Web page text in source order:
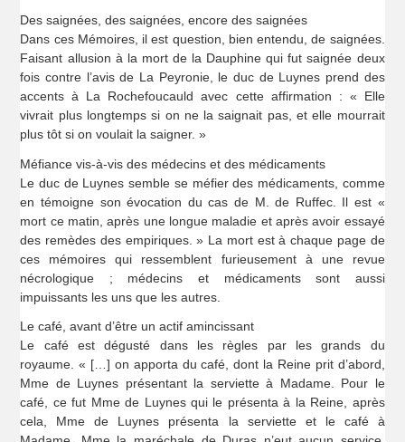
Des saignées, des saignées, encore des saignées
Dans ces Mémoires, il est question, bien entendu, de saignées.
Faisant allusion à la mort de la Dauphine qui fut saignée deux
fois contre l’avis de La Peyronie, le duc de Luynes prend des
accents à La Rochefoucauld avec cette affirmation : « Elle
vivrait plus longtemps si on ne la saignait pas, et elle mourrait
plus tôt si on voulait la saigner. »
Méfiance vis-à-vis des médecins et des médicaments
Le duc de Luynes semble se méfier des médicaments, comme
en témoigne son évocation du cas de M. de Ruffec. Il est «
mort ce matin, après une longue maladie et après avoir essayé
des remèdes des empiriques. » La mort est à chaque page de
ces mémoires qui ressemblent furieusement à une revue
nécrologique ; médecins et médicaments sont aussi
impuissants les uns que les autres.
Le café, avant d’être un actif amincissant
Le café est dégusté dans les règles par les grands du
royaume. « […] on apporta du café, dont la Reine prit d’abord,
Mme de Luynes présentant la serviette à Madame. Pour le
café, ce fut Mme de Luynes qui le présenta à la Reine, après
cela, Mme de Luynes présenta la serviette et le café à